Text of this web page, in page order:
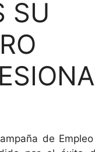
SU
de